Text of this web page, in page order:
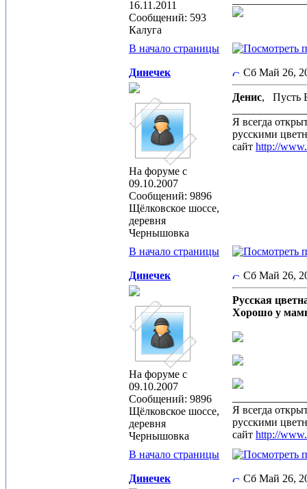
16.11.2011
Сообщений: 593
Калуга
В начало страницы
Динечек
На форуме с
09.10.2007
Сообщений: 9896
Щёлковское шоссе,
деревня
Чернышовка
Сб Май 26,
Денис,
Пусть
Я всегда
русскими
сайт http://
В начало страницы
Динечек
На форуме с
09.10.2007
Сообщений: 9896
Щёлковское шоссе,
деревня
Чернышовка
Сб Май 26,
Русская
Хорошо у
Я всегда
русскими
сайт http://
В начало страницы
Динечек Сб Май 26,